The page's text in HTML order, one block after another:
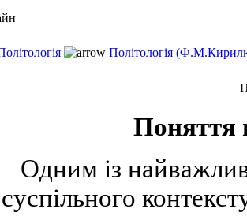
Політологія
Поняття
Одним із
суспільного